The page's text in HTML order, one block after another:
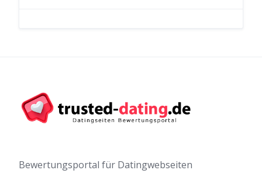
Bewertungsportal für Datingwebseiten